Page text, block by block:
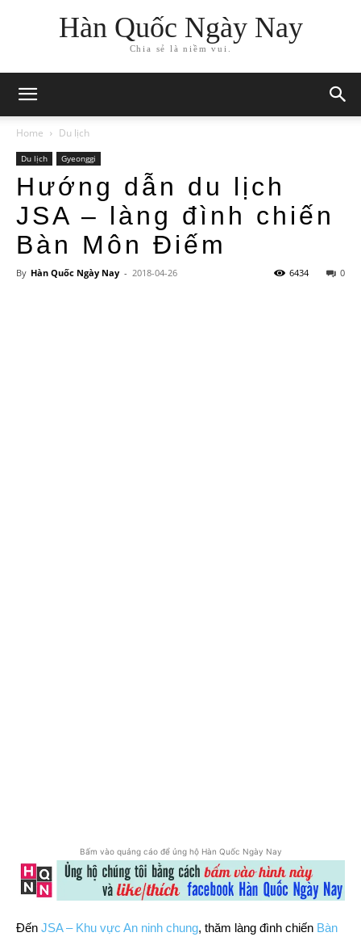
Hàn Quốc Ngày Nay
Chia sẻ là niềm vui.
Home Du lịch
Du lịch Gyeonggi
Hướng dẫn du lịch
JSA – làng đình chiến
Bàn Môn Điếm
By Hàn Quốc Ngày Nay - 2018-04-26 0
6434
Bấm vào quảng cáo để ủng hộ Hàn Quốc Ngày Nay
Đến JSA – Khu vực An ninh chung, thăm làng đình chiến Bàn